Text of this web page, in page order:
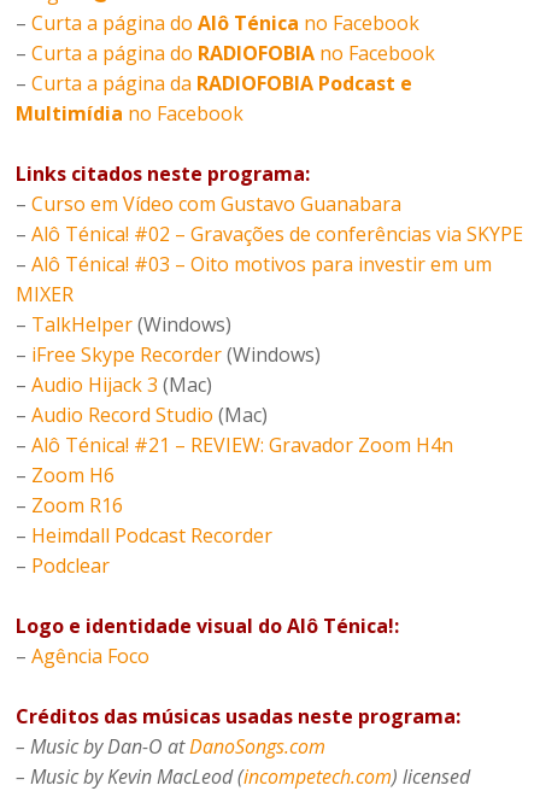
–Curta a página doAlô Ténica no Facebook
–Curta a página do RADIOFOBIA no Facebook
–Curta a página da RADIOFOBIA Podcast e
Multimídia no Facebook
Links citados neste programa:
–Curso em Vídeo com Gustavo Guanabara
–Alô Ténica! #02 – Gravações de conferências via SKYPE
–Alô Ténica! #03 – Oito motivos para investir em um
MIXER
– TalkHelper(Windows)
– iFree Skype Recorder(Windows)
–Audio Hijack 3 (Mac)
–Audio Record Studio (Mac)
–Alô Ténica! #21 – REVIEW: Gravador Zoom H4n
– Zoom H6
– Zoom R16
– Heimdall Podcast Recorder
– Podclear
Logo e identidade visual do Alô Ténica!:
–Agência Foco
Créditos das músicas usadas neste programa:
– Music by Dan-O atDanoSongs.com
– Music by Kevin MacLeod (incompetech.com) licensed